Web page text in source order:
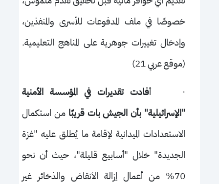
خصوصًا في ملف المدفوعات للأسرى والمنفذين،
وإدخال تغييرات جوهرية على المناهج التعليمية.
(موقع عربي 21)
·أفادت تقديرات في المؤسسة الأمنية
"الإسرائيلية" بأن الجيش بات قريبًامن استكمال
الاستعدادات الميدانية لإقامة ما يُطلق عليه "غزة
الجديدة" خلال "أسابيع قليلة"، حيث أن نحو
70% من أعمال إزالة الأنقاض والذخائر غير